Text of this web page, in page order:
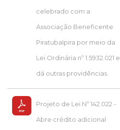
celebrado com a
Associação Beneficente
PiratubaIpira por meio da
Lei Ordinária nº 1.5932.021 e
dá outras providências.
Projeto de Lei Nº 142.022 -
Abre crédito adicional